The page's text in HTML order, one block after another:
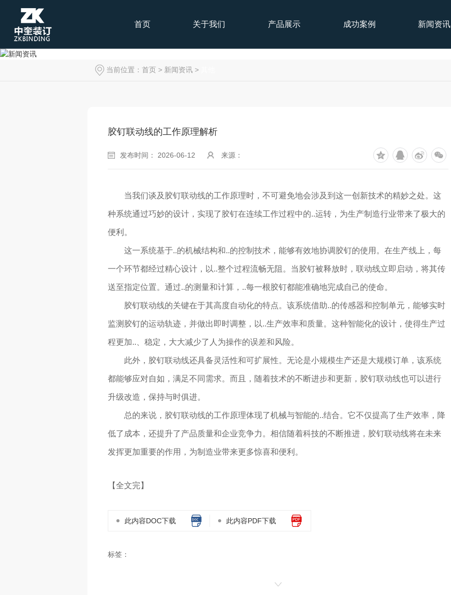
首页 关于我们 产品展示 成功案例 新闻资讯
当前位置： 首页 > 新闻资讯 >
胶钉联动线的工作原理解析
发布时间： 2026-06-12 来源：
当我们谈及胶钉联动线的工作原理时，不可避免地会涉及到这一创新技术的精妙之处。这
种系统通过巧妙的设计，实现了胶钉在连续工作过程中的..运转，为生产制造行业带来了极大的
便利。
这一系统基于..的机械结构和..的控制技术，能够有效地协调胶钉的使用。在生产线上，每
一个环节都经过精心设计，以..整个过程流畅无阻。当胶钉被释放时，联动线立即启动，将其传
送至指定位置。通过..的测量和计算，..每一根胶钉都能准确地完成自己的使命。
胶钉联动线的关键在于其高度自动化的特点。该系统借助..的传感器和控制单元，能够实时
监测胶钉的运动轨迹，并做出即时调整，以..生产效率和质量。这种智能化的设计，使得生产过
程更加..、稳定，大大减少了人为操作的误差和风险。
此外，胶钉联动线还具备灵活性和可扩展性。无论是小规模生产还是大规模订单，该系统
都能够应对自如，满足不同需求。而且，随着技术的不断进步和更新，胶钉联动线也可以进行
升级改造，保持与时俱进。
总的来说，胶钉联动线的工作原理体现了机械与智能的..结合。它不仅提高了生产效率，降
低了成本，还提升了产品质量和企业竞争力。相信随着科技的不断推进，胶钉联动线将在未来
发挥更加重要的作用，为制造业带来更多惊喜和便利。
【全文完】
此内容DOC下载 此内容PDF下载
标签：